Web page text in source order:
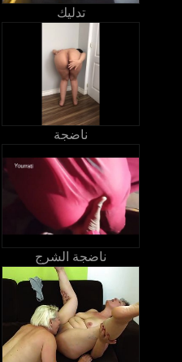
تدليك
ناضجة
ناضجة الشرج